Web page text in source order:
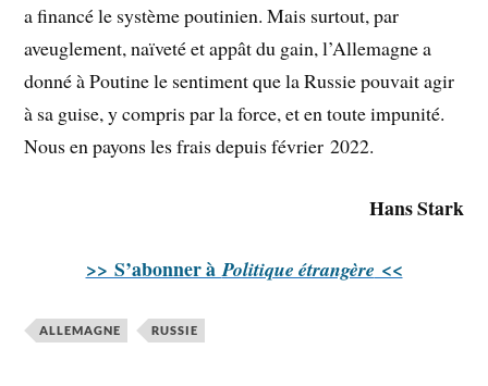
a financé le système poutinien. Mais surtout, par
aveuglement, naïveté et appât du gain, l’Allemagne a
donné à Poutine le sentiment que la Russie pouvait agir
à sa guise, y compris par la force, et en toute impunité.
Nous en payons les frais depuis février 2022.
Hans Stark
>> S’abonner àPolitique étrangère <<
ALLEMAGNE RUSSIE